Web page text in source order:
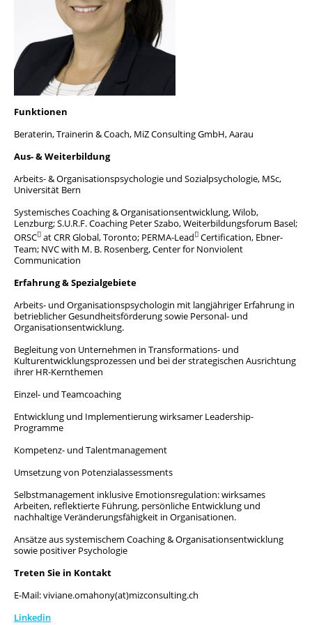
Team
Geschichte
Funktionen
Beraterin, Trainerin & Coach, MiZ Consulting GmbH, Aarau
Aus- & Weiterbildung
Arbeits- & Organisationspsychologie und Sozialpsychologie, MSc,
Universität Bern
Systemisches Coaching & Organisationsentwicklung, Wilob,
Lenzburg; S.U.R.F. Coaching Peter Szabo, Weiterbildungsforum Basel;
ORSC at CRR Global, Toronto; PERMA-Lead Certification, Ebner-
Team; NVC with M. B. Rosenberg, Center for Nonviolent
Communication
Erfahrung & Spezialgebiete
Arbeits- und Organisationspsychologin mit langjähriger Erfahrung in
betrieblicher Gesundheitsförderung sowie Personal- und
Organisationsentwicklung.
Begleitung von Unternehmen in Transformations- und
Kulturentwicklungsprozessen und bei der strategischen Ausrichtung
ihrer HR-Kernthemen
Einzel- und Teamcoaching
Entwicklung und Implementierung wirksamer Leadership-
Programme
Kompetenz- und Talentmanagement
Umsetzung von Potenzialassessments
Selbstmanagement inklusive Emotionsregulation: wirksames
Arbeiten, reflektierte Führung, persönliche Entwicklung und
nachhaltige Veränderungsfähigkeit in Organisationen.
Ansätze aus systemischem Coaching & Organisationsentwicklung
sowie positiver Psychologie
Treten Sie in Kontakt
E-Mail: viviane.omahony(at)mizconsulting.ch
Linkedin